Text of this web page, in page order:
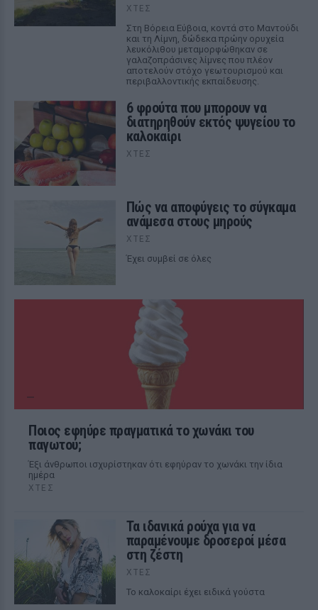
ΧΤΕΣ
Στη Βόρεια Εύβοια, κοντά στο Μαντούδι
και τη Λίμνη, δώδεκα πρώην ορυχεία
λευκόλιθου μεταμορφώθηκαν σε
γαλαζοπράσινες λίμνες που πλέον
αποτελούν στόχο γεωτουρισμού και
περιβαλλοντικής εκπαίδευσης.
6 φρούτα που μπορουν να
διατηρηθούν εκτός ψυγείου το
καλοκαίρι
ΧΤΕΣ
Πώς να αποφύγεις το σύγκαμα
ανάμεσα στους μηρούς
ΧΤΕΣ
Έχει συμβεί σε όλες
Ποιος εφηύρε πραγματικά το χωνάκι του
παγωτού;
Έξι άνθρωποι ισχυρίστηκαν ότι εφηύραν το χωνάκι την ίδια
ημέρα
ΧΤΕΣ
Τα ιδανικά ρούχα για να
παραμένουμε δροσεροί μέσα
στη ζέστη
ΧΤΕΣ
To καλοκαίρι έχει ειδικά γούστα